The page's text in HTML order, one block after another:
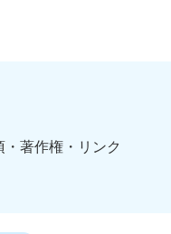
著作権・リンク